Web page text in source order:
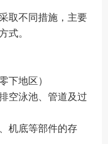
备
心
牌
水
取不同措施，主要
式。
下地区）
空泳池、管道及过
机底等部件的存